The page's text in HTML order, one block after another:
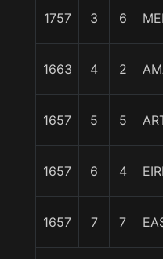
1757 3 6
1663 4 2
1657 5 5
1657 6 4
1657 7 7